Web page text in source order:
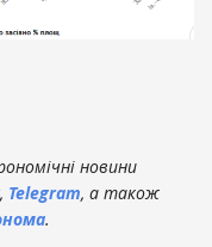
новини
, Telegram, а також
.